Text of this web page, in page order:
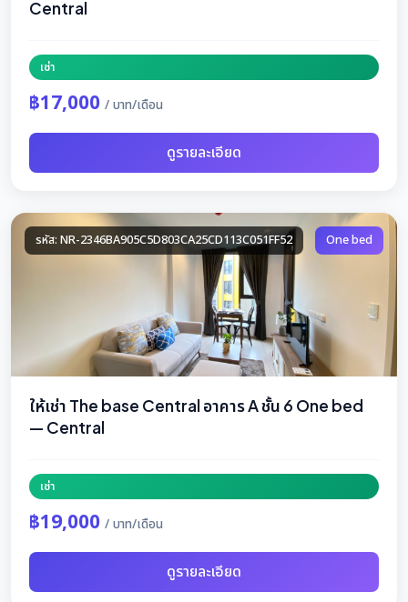
Central
เช่า
฿17,000 / บาท/เดือน
ดูรายละเอียด
รหัส: NR-2346BA905C5D803CA25CD113C051FF52 One bed
ให้เช่า The base Central อาคาร A ชั้น 6 One bed
— Central
เช่า
฿19,000 / บาท/เดือน
ดูรายละเอียด